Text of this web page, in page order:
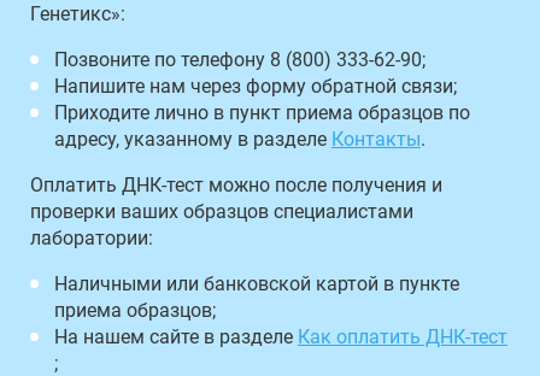
Генетикс»:
Позвоните по телефону 8 (800) 333-62-90;
Напишите нам через форму обратной связи;
Приходите лично в пункт приема образцов по
адресу, указанному в разделе Контакты.
Оплатить ДНК-тест можно после получения и
проверки ваших образцов специалистами
лаборатории:
Наличными или банковской картой в пункте
приема образцов;
На нашем сайте в разделе Как оплатить ДНК-тест
;